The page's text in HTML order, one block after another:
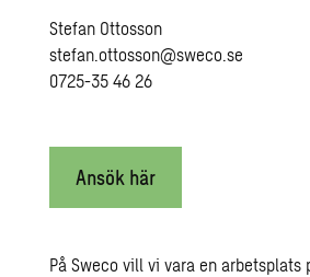
Stefan Ottosson
stefan.ottosson@sweco.se
0725-35 46 26
Ansök här
På Sweco vill vi vara en arbetsplats